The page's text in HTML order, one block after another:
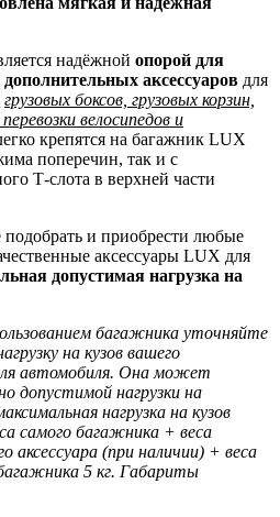
надёжной опорой для
аксессуаров для
грузовых боксов, грузовых корзин,
велосипедов и
крепятся на багажник LUX
поперечин, так и с
Т-слота в верхней части
и приобрести любые
аксессуары LUX для
допустимая нагрузка на
багажника уточняйте
на кузов вашего
автомобиля. Она может
допустимой нагрузки на
нагрузка на кузов
самого багажника + веса
аксессуара (при наличии) + веса
5 кг. Габариты